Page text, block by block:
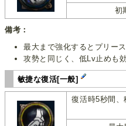
初
備考：
最大まで強化するとプリー
攻勢と同じく、低Lv止めも効
敏捷な復活[一般]
復活時5秒間、